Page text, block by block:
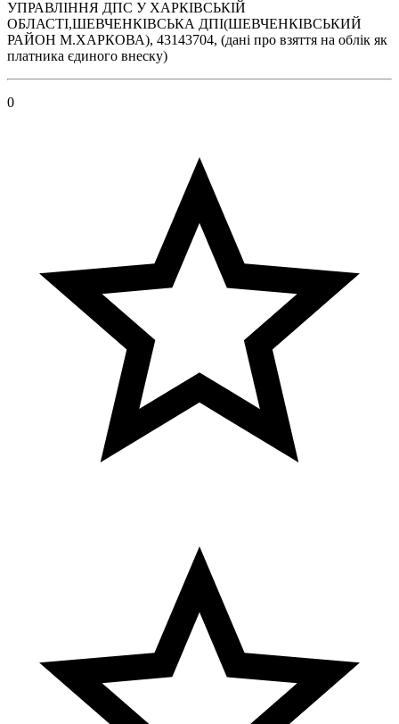
УПРАВЛІННЯ ДПС У ХАРКІВСЬКІЙ
ОБЛАСТІ,ШЕВЧЕНКІВСЬКА ДПІ(ШЕВЧЕНКІВСЬКИЙ
РАЙОН М.ХАРКОВА), 43143704, (дані про взяття на облік як
платника єдиного внеску)
0